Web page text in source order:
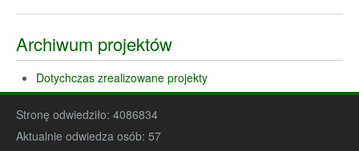
Archiwum projektów
Dotychczas zrealizowane projekty
Stronę odwiedziło: 4086834
Aktualnie odwiedza osób: 57